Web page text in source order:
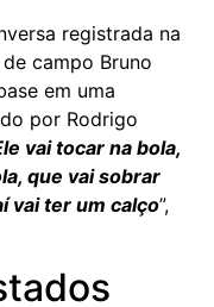
registrada na
campo Bruno
em uma
por Rodrigo
vai tocar na bola,
que vai sobrar
vai ter um calço”,